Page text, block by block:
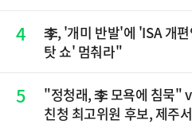
4
李, '개미 반발'에 'ISA 개
탓 쇼' 멈춰라"
5
"정청래, 李 모욕에 침묵"
친청 최고위원 후보, 제주